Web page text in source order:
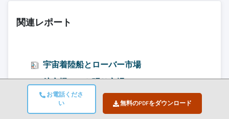
お電話くださ
い
無料のPDFをダウンロード
関連レポート
宇宙着陸船とローバー市場
航空機シート張り市場
宇宙採掘市場
航空用炭素繊維市場